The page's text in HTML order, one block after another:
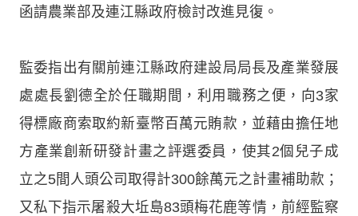
函請農業部及連江縣政府檢討改進見復。
監委指出有關前連江縣政府建設局局長及產業發展
處處長劉德全於任職期間，利用職務之便，向3家
得標廠商索取約新臺幣百萬元賄款，並藉由擔任地
方產業創新研發計畫之評選委員，使其2個兒子成
立之5間人頭公司取得計300餘萬元之計畫補助款；
又私下指示屠殺大坵島83頭梅花鹿等情，前經監察